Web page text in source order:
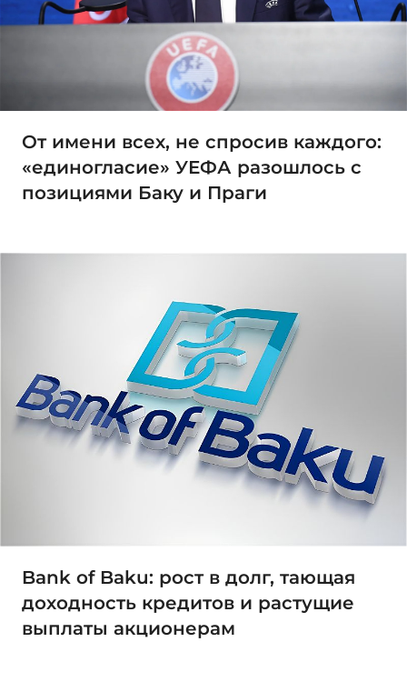
От имени всех, не спросив каждого:
«единогласие» УЕФА разошлось с
позициями Баку и Праги
Bank of Baku: рост в долг, тающая
доходность кредитов и растущие
выплаты акционерам